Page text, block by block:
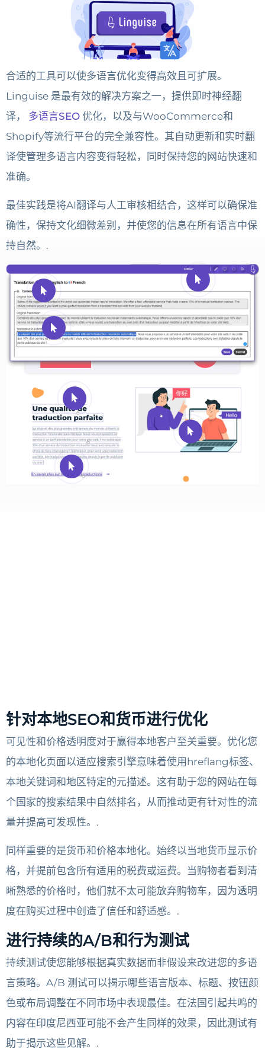
合适的工具可以使多语言优化变得高效且可扩展。
Linguise 是最有效的解决方案之一，提供即时神经翻
译， 多语言SEO 优化，以及与WooCommerce和
Shopify等流行平台的完全兼容性。其自动更新和实时翻
译使管理多语言内容变得轻松，同时保持您的网站快速和
准确。
最佳实践是将AI翻译与人工审核相结合，这样可以确保准
确性，保持文化细微差别，并使您的信息在所有语言中保
持自然。.
针对本地SEO和货币进行优化
可见性和价格透明度对于赢得本地客户至关重要。优化您
的本地化页面以适应搜索引擎意味着使用hreflang标签、
本地关键词和地区特定的元描述。这有助于您的网站在每
个国家的搜索结果中自然排名，从而推动更有针对性的流
量并提高可发现性。.
同样重要的是货币和价格本地化。始终以当地货币显示价
格，并提前包含所有适用的税费或运费。当购物者看到清
晰熟悉的价格时，他们就不太可能放弃购物车，因为透明
度在购买过程中创造了信任和舒适感。.
进行持续的A/B和行为测试
持续测试使您能够根据真实数据而非假设来改进您的多语
言策略。A/B 测试可以揭示哪些语言版本、标题、按钮颜
色或布局调整在不同市场中表现最佳。在法国引起共鸣的
内容在印度尼西亚可能不会产生同样的效果，因此测试有
助于揭示这些见解。.